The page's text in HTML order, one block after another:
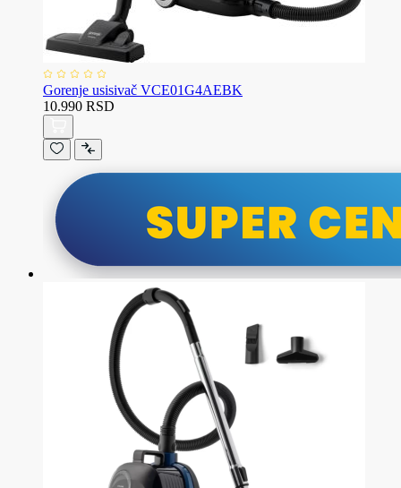
Gorenje usisivač VCE01G4AEBK
10.990 RSD